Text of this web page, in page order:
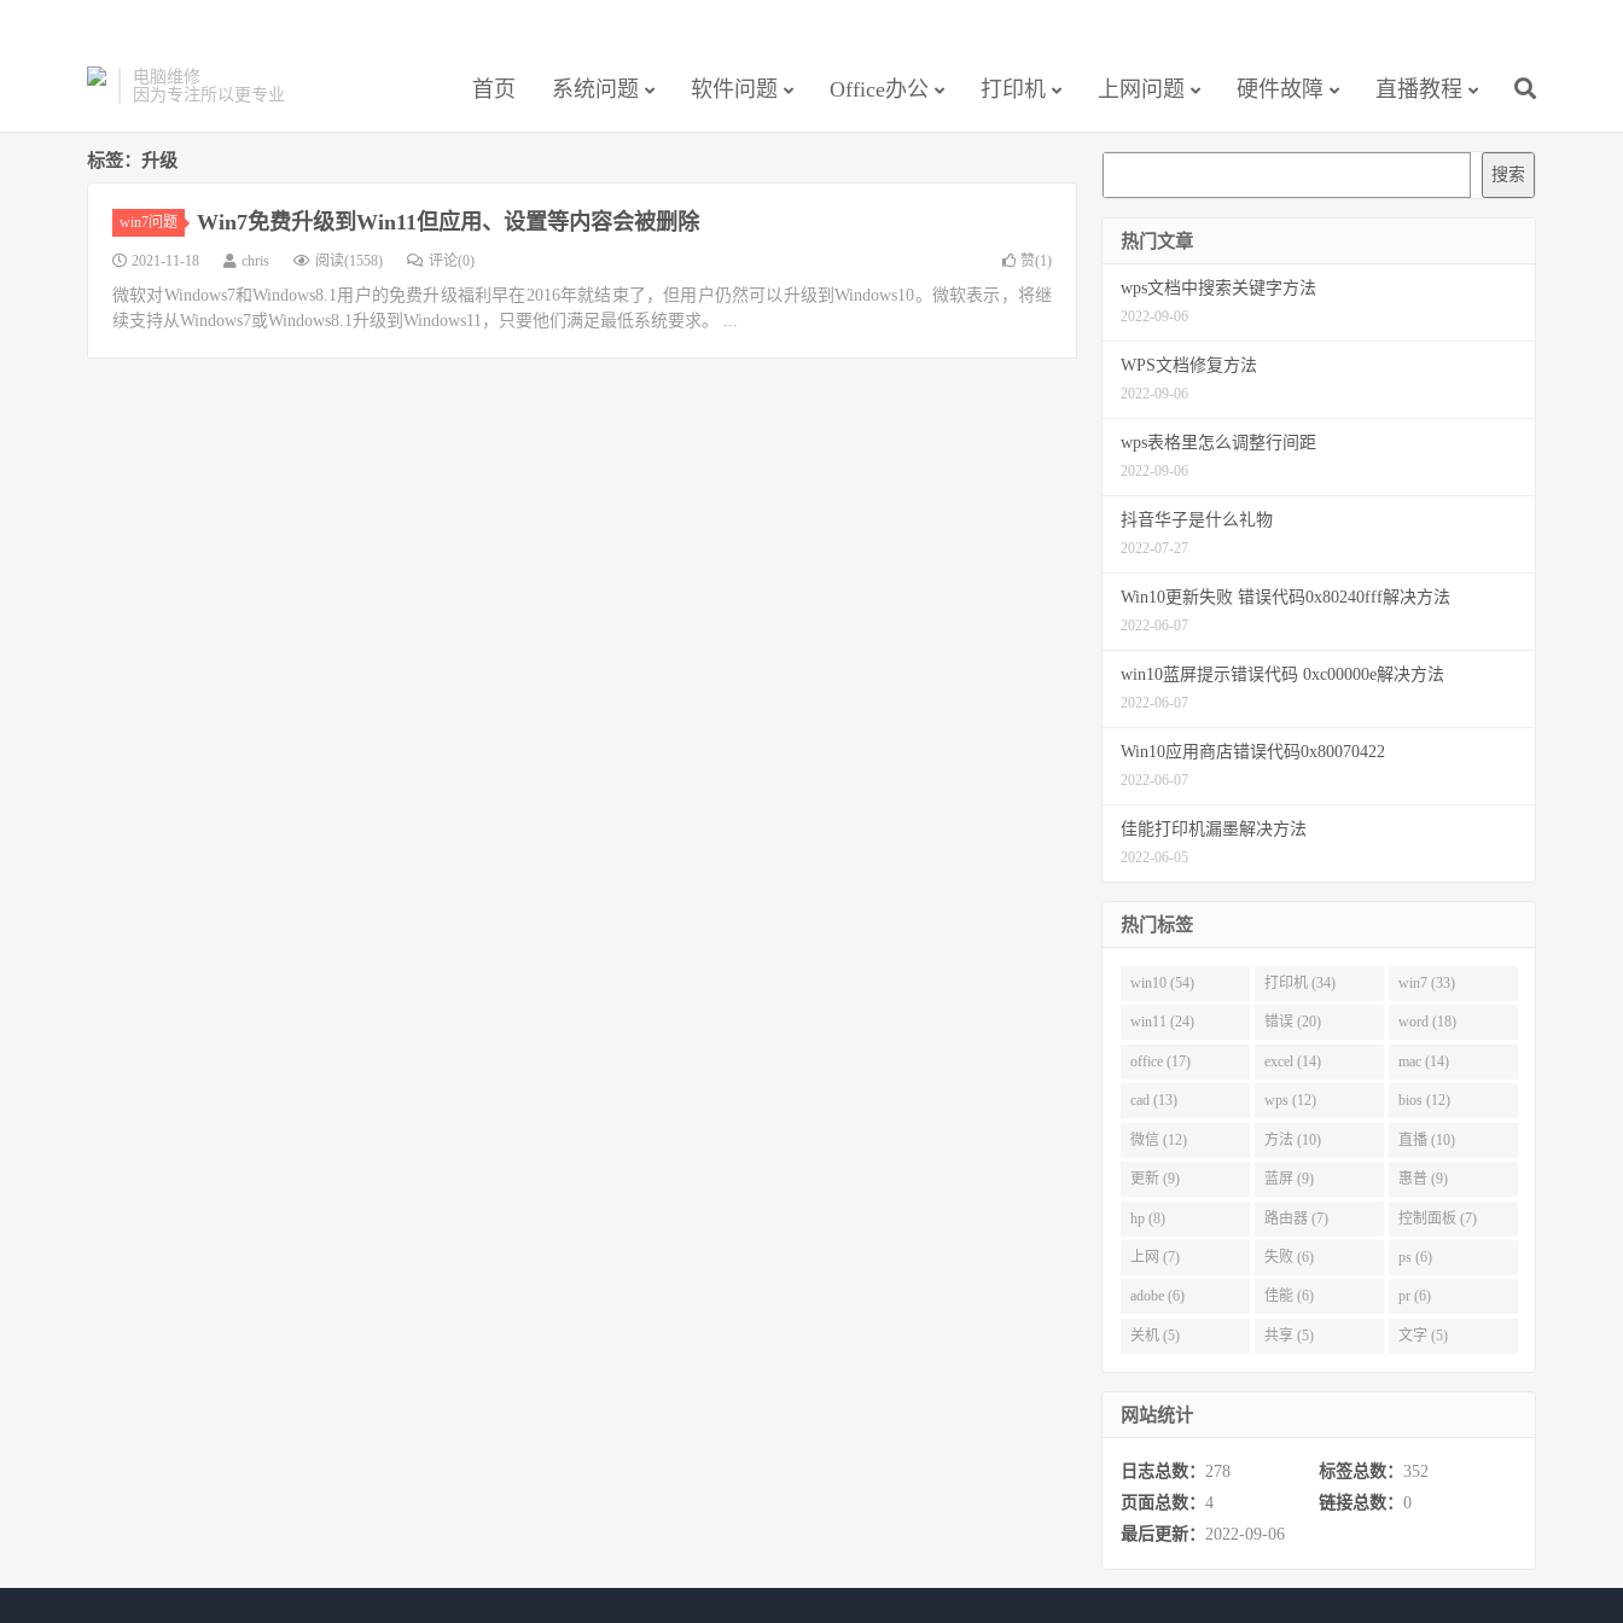
电脑维修
因为专注所以更专业
首页 系统问题 软件问题 Office办公 打印机 上网问题 硬件故障 直播教程
标签：升级
win7问题 Win7免费升级到Win11但应用、设置等内容会被删除
2021-11-18 chris 阅读(1558) 评论(0) 赞(1)
微软对Windows7和Windows8.1用户的免费升级福利早在2016年就结束了，但用户仍然可以升级到Windows10。微软表示，将继
续支持从Windows7或Windows8.1升级到Windows11，只要他们满足最低系统要求。 ...
搜索
热门文章
wps文档中搜索关键字方法
2022-09-06
WPS文档修复方法
2022-09-06
wps表格里怎么调整行间距
2022-09-06
抖音华子是什么礼物
2022-07-27
Win10更新失败 错误代码0x80240fff解决方法
2022-06-07
win10蓝屏提示错误代码 0xc00000e解决方法
2022-06-07
Win10应用商店错误代码0x80070422
2022-06-07
佳能打印机漏墨解决方法
2022-06-05
热门标签
win10 (54) 打印机 (34) win7 (33)
win11 (24) 错误 (20) word (18)
office (17) excel (14) mac (14)
cad (13) wps (12) bios (12)
微信 (12) 方法 (10) 直播 (10)
更新 (9) 蓝屏 (9) 惠普 (9)
hp (8) 路由器 (7) 控制面板 (7)
上网 (7) 失败 (6) ps (6)
adobe (6) 佳能 (6) pr (6)
关机 (5) 共享 (5) 文字 (5)
网站统计
日志总数： 278 标签总数： 352
页面总数： 4 链接总数： 0
最后更新： 2022-09-06